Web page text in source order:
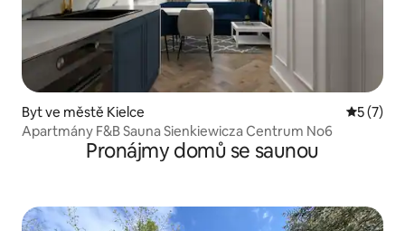
Byt ve městě Kielce
5 (7)
Apartmány F&B Sauna Sienkiewicza Centrum No6
Pronájmy domů se saunou